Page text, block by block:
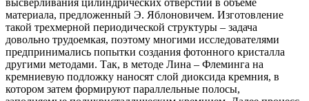
материала, предложенный Э. Яблоновичем. Изготовление
такой трехмерной периодической структуры – задача
довольно трудоемкая, поэтому многими исследователями
предпринимались попытки создания фотонного кристалла
другими методами. Так, в методе Лина – Флеминга на
кремниевую подложку наносят слой диоксида кремния, в
котором затем формируют параллельные полосы,